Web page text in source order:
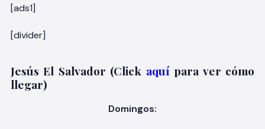
[ads1]
[divider]
Jesús El Salvador (Click aquí para ver cómo
llegar)
Domingos: